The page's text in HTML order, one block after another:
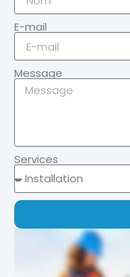
E-mail
Message
Services